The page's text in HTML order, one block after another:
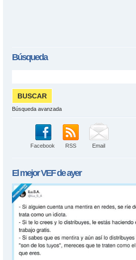
Búsqueda
Búsqueda avanzada
Facebook RSS Email
El mejorVEFde ayer